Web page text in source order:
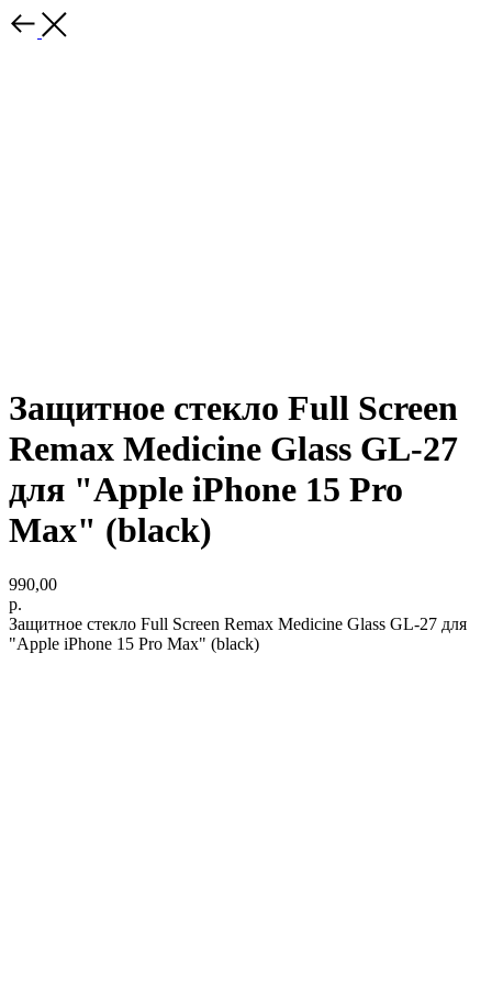
Защитное стекло Full Screen
Remax Medicine Glass GL-27
для "Apple iPhone 15 Pro
Max" (black)
990,00
р.
Защитное стекло Full Screen Remax Medicine Glass GL-27 для
"Apple iPhone 15 Pro Max" (black)